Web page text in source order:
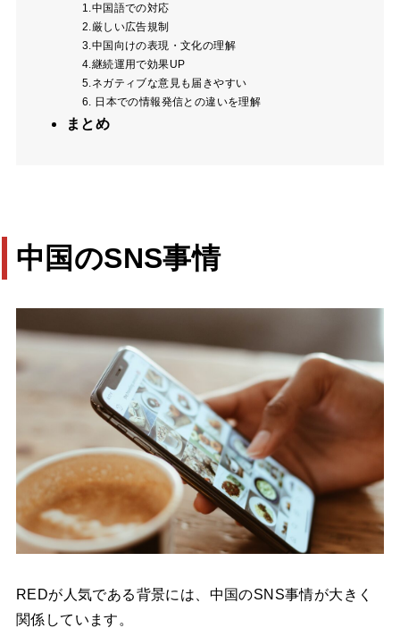
1.中国語での対応
2.厳しい広告規制
3.中国向けの表現・文化の理解
4.継続運用で効果UP
5.ネガティブな意見も届きやすい
6. 日本での情報発信との違いを理解
まとめ
中国のSNS事情
REDが人気である背景には、中国のSNS事情が大きく
関係しています。